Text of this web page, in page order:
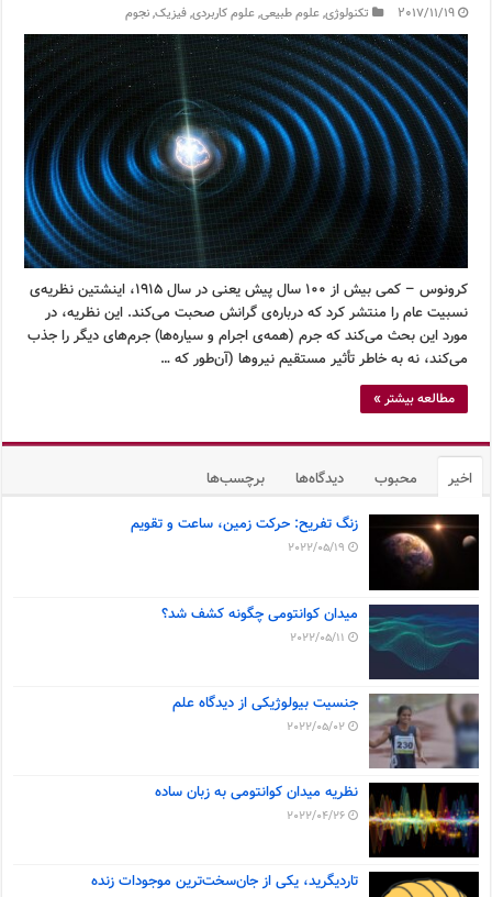
2017/11/19 تکنولوژی,علوم طبیعی,علوم کاربردی,فیزیک,نجوم
کرونوس – کمی بیش از 100 سال پیش یعنی در سال 1915، اینشتین نظریه‌ی
نسبیت عام را منتشر کرد که درباره‌ی گرانش صحبت می‌کند. این نظریه، در
مورد این بحث می‌کند که جرم (همه‌ی اجرام و سیاره‌ها) جرم‌های دیگر را جذب
می‌کند، نه به خاطر تأثیر مستقیم نیروها (آن‌طور که …
مطالعه بیشتر »
اخیر محبوب دیدگاه‌ها برچسب‌ها
زنگ تفریح: حرکت زمین، ساعت و تقویم
2022/05/19
میدان کوانتومی چگونه کشف شد؟
2022/05/11
جنسیت بیولوژیکی از دیدگاه علم
2022/05/02
نظریه میدان کوانتومی به زبان ساده
2022/04/26
تاردیگرید، یکی از جان‌سخت‌ترین موجودات زنده